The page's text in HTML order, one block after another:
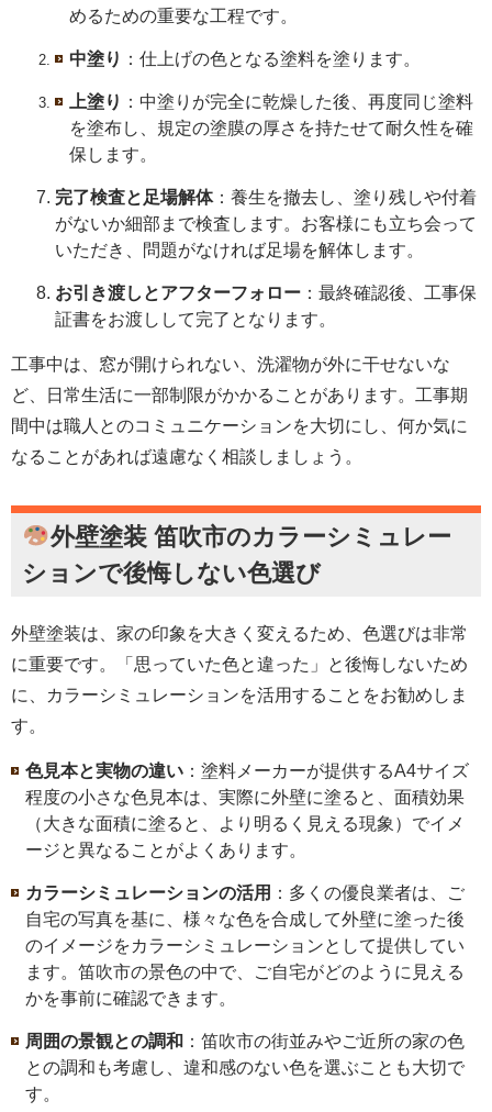
めるための重要な工程です。
中塗り ：仕上げの色となる塗料を塗ります。
上塗り ：中塗りが完全に乾燥した後、再度同じ塗料
を塗布し、規定の塗膜の厚さを持たせて耐久性を確
保します。
完了検査と足場解体：養生を撤去し、塗り残しや付着
がないか細部まで検査します。お客様にも立ち会って
いただき、問題がなければ足場を解体します。
お引き渡しとアフターフォロー ：最終確認後、工事保
証書をお渡しして完了となります。
工事中は、窓が開けられない、洗濯物が外に干せないな
ど、日常生活に一部制限がかかることがあります。工事期
間中は職人とのコミュニケーションを大切にし、何か気に
なることがあれば遠慮なく相談しましょう。
外壁塗装 笛吹市のカラーシミュレー
ションで後悔しない色選び
外壁塗装は、家の印象を大きく変えるため、色選びは非常
に重要です。「思っていた色と違った」と後悔しないため
に、カラーシミュレーションを活用することをお勧めしま
す。
色見本と実物の違い ：塗料メーカーが提供するA4サイズ
程度の小さな色見本は、実際に外壁に塗ると、面積効果
（大きな面積に塗ると、より明るく見える現象）でイメ
ージと異なることがよくあります。
カラーシミュレーションの活用 ：多くの優良業者は、ご
自宅の写真を基に、様々な色を合成して外壁に塗った後
のイメージをカラーシミュレーションとして提供してい
ます。笛吹市の景色の中で、ご自宅がどのように見える
かを事前に確認できます。
周囲の景観との調和 ：笛吹市の街並みやご近所の家の色
との調和も考慮し、違和感のない色を選ぶことも大切で
す。